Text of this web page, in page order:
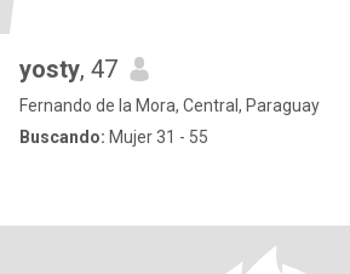
yosty, 47
Fernando de la Mora, Central, Paraguay
Buscando: Mujer 31 - 55